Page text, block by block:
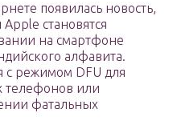
появилась новость,
становятся
на смартфоне
алфавита.
с режимом DFU для
телефонов или
фатальных